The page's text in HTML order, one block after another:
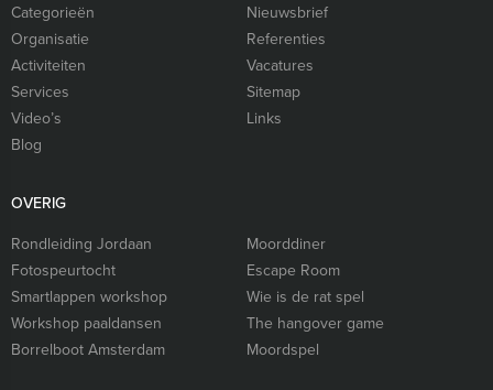
Categorieën
Nieuwsbrief
Organisatie
Referenties
Activiteiten
Vacatures
Services
Sitemap
Video’s
Links
Blog
OVERIG
Rondleiding Jordaan
Moorddiner
Fotospeurtocht
Escape Room
Smartlappen workshop
Wie is de rat spel
Workshop paaldansen
The hangover game
Borrelboot Amsterdam
Moordspel